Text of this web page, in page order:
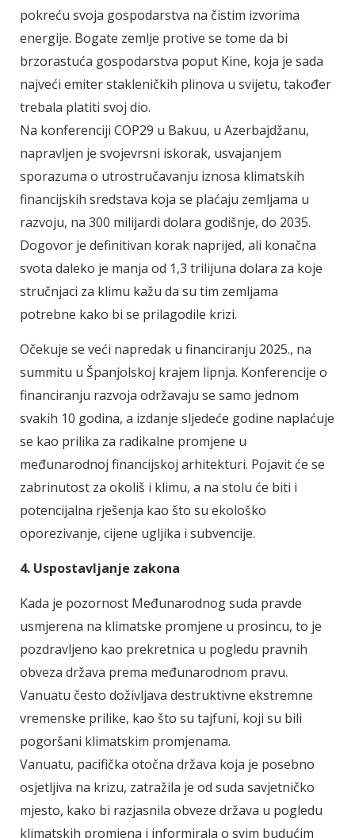
pokreću svoja gospodarstva na čistim izvorima
energije. Bogate zemlje protive se tome da bi
brzorastuća gospodarstva poput Kine, koja je sada
najveći emiter stakleničkih plinova u svijetu, također
trebala platiti svoj dio.
Na konferenciji COP29 u Bakuu, u Azerbajdžanu,
napravljen je svojevrsni iskorak, usvajanjem
sporazuma o utrostručavanju iznosa klimatskih
financijskih sredstava koja se plaćaju zemljama u
razvoju, na 300 milijardi dolara godišnje, do 2035.
Dogovor je definitivan korak naprijed, ali konačna
svota daleko je manja od 1,3 trilijuna dolara za koje
stručnjaci za klimu kažu da su tim zemljama
potrebne kako bi se prilagodile krizi.
Očekuje se veći napredak u financiranju 2025., na
summitu u Španjolskoj krajem lipnja. Konferencije o
financiranju razvoja održavaju se samo jednom
svakih 10 godina, a izdanje sljedeće godine naplaćuje
se kao prilika za radikalne promjene u
međunarodnoj financijskoj arhitekturi. Pojavit će se
zabrinutost za okoliš i klimu, a na stolu će biti i
potencijalna rješenja kao što su ekološko
oporezivanje, cijene ugljika i subvencije.
4. Uspostavljanje zakona
Kada je pozornost Međunarodnog suda pravde
usmjerena na klimatske promjene u prosincu, to je
pozdravljeno kao prekretnica u pogledu pravnih
obveza država prema međunarodnom pravu.
Vanuatu često doživljava destruktivne ekstremne
vremenske prilike, kao što su tajfuni, koji su bili
pogoršani klimatskim promjenama.
Vanuatu, pacifička otočna država koja je posebno
osjetljiva na krizu, zatražila je od suda savjetničko
mjesto, kako bi razjasnila obveze država u pogledu
klimatskih promjena i informirala o svim budućim